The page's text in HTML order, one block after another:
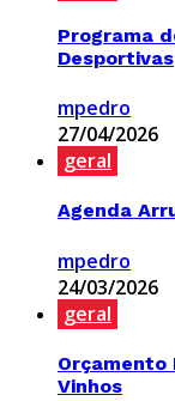
Programa
Desportivas
mpedro
27/04/2026
geral
Agenda
mpedro
24/03/2026
geral
Vinhos